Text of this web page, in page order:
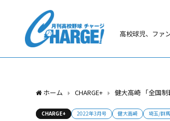
高校球児、ファ
ホーム CHARGE+ 健大高崎 「全国
CHARGE+ 2022年3月号 健大高崎 埼玉/群